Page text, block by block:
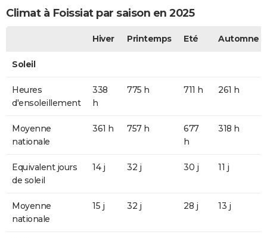
Climat à Foissiat par saison en 2025
Hiver Printemps Eté Automne
Soleil
Heures
d'ensoleillement
338
h
775 h 711 h 261 h
Moyenne
nationale
361 h 757 h
677
h
318 h
Equivalent jours
de soleil
14 j 32 j 30 j 11 j
Moyenne
nationale
15 j 32 j 28 j 13 j